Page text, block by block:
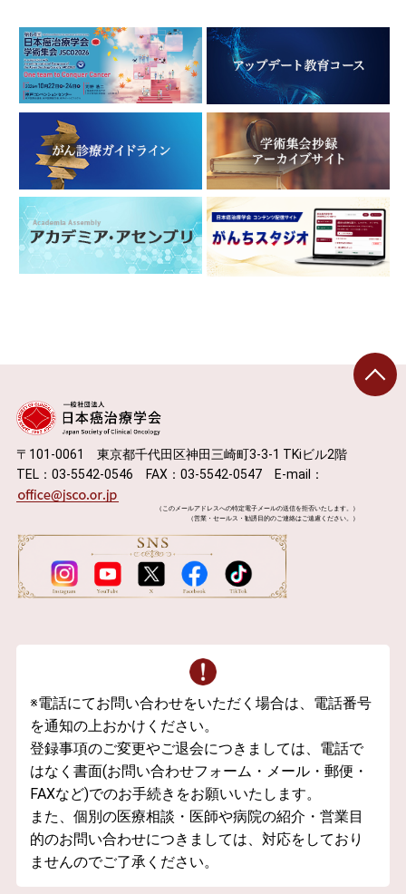
〒101-0061 東京都千代田区神田三崎町3-3-1 TKiビル2階
TEL：03-5542-0546 FAX：03-5542-0547 E-mail：
（このメールアドレスへの特定電子メールの送信を拒否いたします。）
（営業・セールス・勧誘目的のご連絡はご遠慮ください。）
※電話にてお問い合わせをいただく場合は、電話番号
を通知の上おかけください。
登録事項のご変更やご退会につきましては、電話で
はなく書面(お問い合わせフォーム・メール・郵便・
FAXなど)でのお手続きをお願いいたします。
また、個別の医療相談・医師や病院の紹介・営業目
的のお問い合わせにつきましては、対応をしており
ませんのでご了承ください。